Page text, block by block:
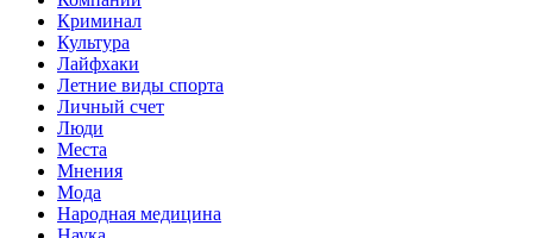
Криминал
Культура
Лайфхаки
Летние виды спорта
Личный счет
Люди
Места
Мнения
Мода
Народная медицина